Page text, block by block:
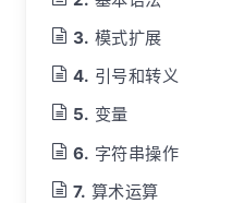
模式扩展
引号和转义
变量
字符串操作
算术运算